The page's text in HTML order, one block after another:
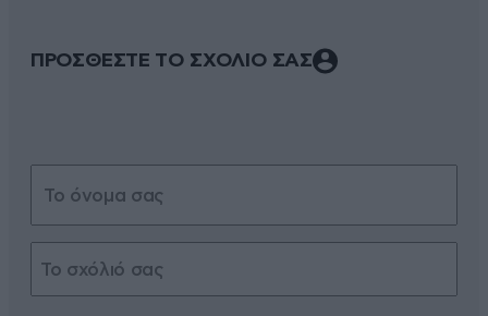
ΠΡΟΣΘΕΣΤΕ ΤΟ ΣΧΟΛΙΟ ΣΑΣ